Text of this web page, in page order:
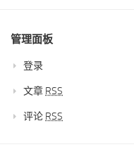
管理面板
登录
文章 RSS
评论 RSS